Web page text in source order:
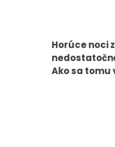
Horúce noci
Ako sa tomu